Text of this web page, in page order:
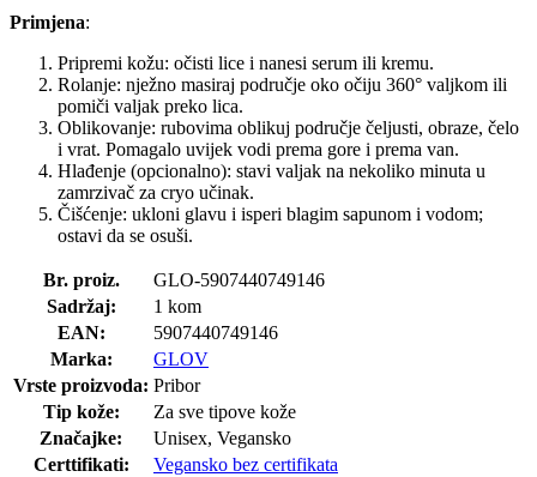
Primjena:
Pripremi kožu: očisti lice i nanesi serum ili kremu.
Rolanje: nježno masiraj područje oko očiju 360° valjkom ili
pomiči valjak preko lica.
Oblikovanje: rubovima oblikuj područje čeljusti, obraze, čelo
i vrat. Pomagalo uvijek vodi prema gore i prema van.
Hlađenje (opcionalno): stavi valjak na nekoliko minuta u
zamrzivač za cryo učinak.
Čišćenje: ukloni glavu i isperi blagim sapunom i vodom;
ostavi da se osuši.
Br. proiz.
GLO-5907440749146
Sadržaj:
1 kom
EAN:
5907440749146
Marka:
GLOV
Vrste proizvoda: Pribor
Tip kože:
Za sve tipove kože
Značajke:
Unisex, Vegansko
Certtifikati:
Vegansko bez certifikata